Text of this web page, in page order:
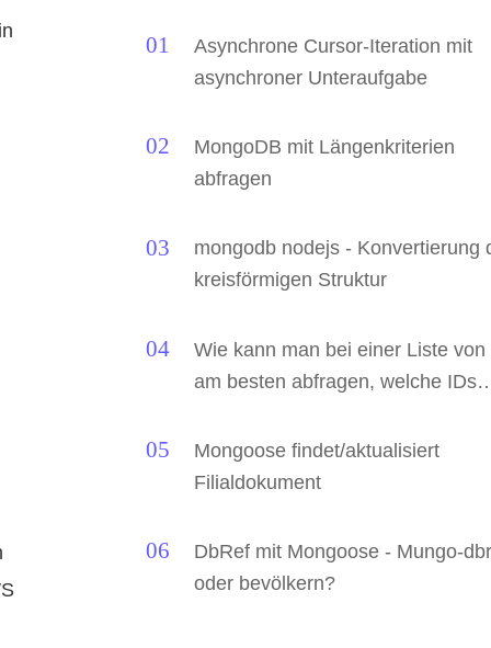
Asynchrone Cursor-Iteration mit
asynchroner Unteraufgabe
MongoDB mit Längenkriterien
abfragen
mongodb nodejs - Konvertierung
kreisförmigen Struktur
Wie kann man bei einer Liste von
am besten abfragen, welche IDs
sind?
Mongoose findet/aktualisiert
Filialdokument
DbRef mit Mongoose - Mungo-
oder bevölkern?